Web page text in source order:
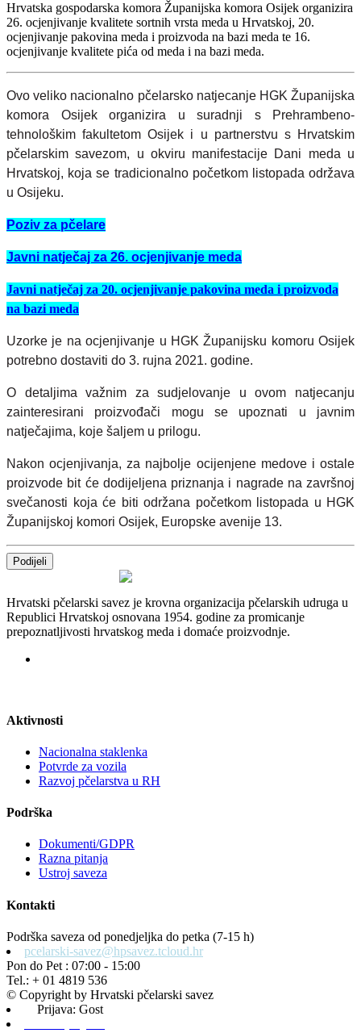
Hrvatska gospodarska komora Županijska komora Osijek organizira
26. ocjenjivanje kvalitete sortnih vrsta meda u Hrvatskoj, 20.
ocjenjivanje pakovina meda i proizvoda na bazi meda te 16.
ocjenjivanje kvalitete pića od meda i na bazi meda.
Ovo veliko nacionalno pčelarsko natjecanje HGK Županijska
komora Osijek organizira u suradnji s Prehrambeno-
tehnološkim fakultetom Osijek i u partnerstvu s Hrvatskim
pčelarskim savezom, u okviru manifestacije Dani meda u
Hrvatskoj, koja se tradicionalno početkom listopada održava
u Osijeku.
Poziv za pčelare
Javni natječaj za 26. ocjenjivanje meda
Javni natječaj za 20. ocjenjivanje pakovina meda i proizvoda
na bazi meda
Uzorke je na ocjenjivanje u HGK Županijsku komoru Osijek
potrebno dostaviti do 3. rujna 2021. godine.
O detaljima važnim za sudjelovanje u ovom natjecanju
zainteresirani proizvođači mogu se upoznati u javnim
natječajima, koje šaljem u prilogu.
Nakon ocjenjivanja, za najbolje ocijenjene medove i ostale
proizvode bit će dodijeljena priznanja i nagrade na završnoj
svečanosti koja će biti održana početkom listopada u HGK
Županijskoj komori Osijek, Europske avenije 13.
Podijeli
Hrvatski pčelarski savez je krovna organizacija pčelarskih udruga u
Republici Hrvatskoj osnovana 1954. godine za promicanje
prepoznatljivosti hrvatskog meda i domaće proizvodnje.
Aktivnosti
Nacionalna staklenka
Potvrde za vozila
Razvoj pčelarstva u RH
Podrška
Dokumenti/GDPR
Razna pitanja
Ustroj saveza
Kontakti
Podrška saveza od ponedjeljka do petka (7-15 h)
pcelarski-savez@hpsavez.tcloud.hr
Pon do Pet : 07:00 - 15:00
Tel.: + 01 4819 536
© Copyright by Hrvatski pčelarski savez
Prijava: Gost